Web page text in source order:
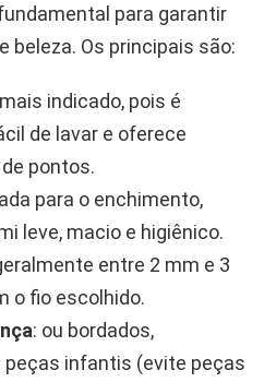
para garantir
beleza. Os principais são:
indicado, pois é
de lavar e oferece
pontos.
para o enchimento,
leve, macio e higiênico.
entre 2 mm e 3
o fio escolhido.
: ou bordados,
infantis (evite peças